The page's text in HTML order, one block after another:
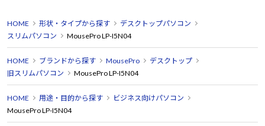
HOME 形状・タイプから探す
デスクトップパソコン
スリムパソコン
MousePro LP-I5N04
HOME ブランドから探す MousePro
デスクトップ
旧スリムパソコン
MousePro LP-I5N04
HOME 用途・目的から探す
ビジネス向けパソコン
MousePro LP-I5N04